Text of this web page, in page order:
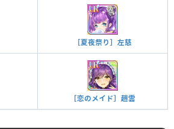
［夏夜祭り］左慈
［恋のメイド］趙雲